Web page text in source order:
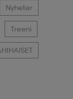
Nyheter
Treeni